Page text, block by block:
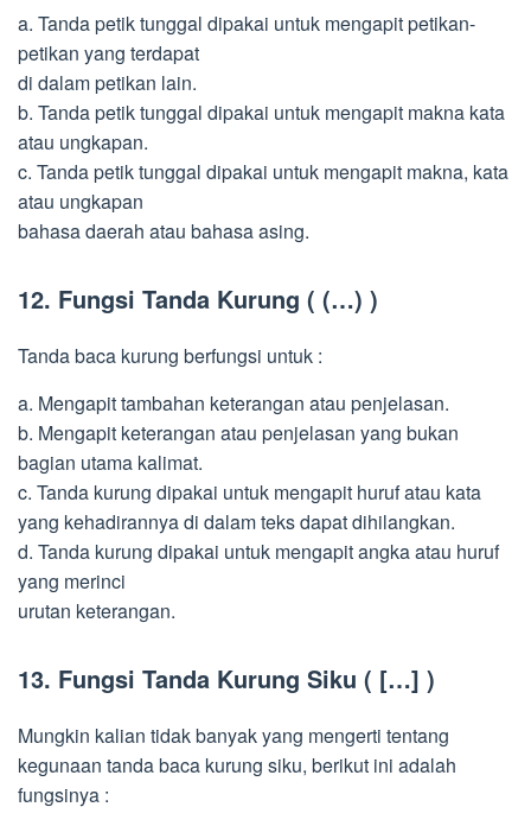
a. Tanda petik tunggal dipakai untuk mengapit petikan-
petikan yang terdapat
di dalam petikan lain.
b. Tanda petik tunggal dipakai untuk mengapit makna kata
atau ungkapan.
c. Tanda petik tunggal dipakai untuk mengapit makna, kata
atau ungkapan
bahasa daerah atau bahasa asing.
12. Fungsi Tanda Kurung ( (…) )
Tanda baca kurung berfungsi untuk :
a. Mengapit tambahan keterangan atau penjelasan.
b. Mengapit keterangan atau penjelasan yang bukan
bagian utama kalimat.
c. Tanda kurung dipakai untuk mengapit huruf atau kata
yang kehadirannya di dalam teks dapat dihilangkan.
d. Tanda kurung dipakai untuk mengapit angka atau huruf
yang merinci
urutan keterangan.
13. Fungsi Tanda Kurung Siku ( […] )
Mungkin kalian tidak banyak yang mengerti tentang
kegunaan tanda baca kurung siku, berikut ini adalah
fungsinya :